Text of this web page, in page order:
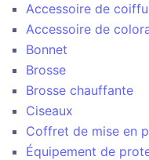
Accessoire de
Accessoire de
Bonnet
Brosse
Brosse chauffante
Ciseaux
Coffret de mise en
Équipement de